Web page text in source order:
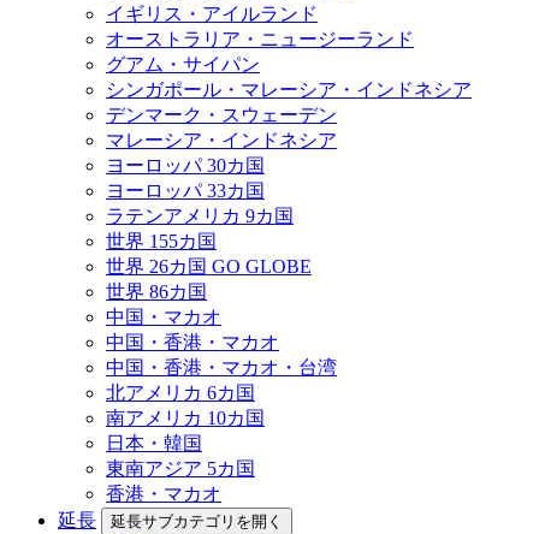
イギリス・アイルランド
オーストラリア・ニュージーランド
グアム・サイパン
シンガポール・マレーシア・インドネシア
デンマーク・スウェーデン
マレーシア・インドネシア
ヨーロッパ 30カ国
ヨーロッパ 33カ国
ラテンアメリカ 9カ国
世界 155カ国
世界 26カ国 GO GLOBE
世界 86カ国
中国・マカオ
中国・香港・マカオ
中国・香港・マカオ・台湾
北アメリカ 6カ国
南アメリカ 10カ国
日本・韓国
東南アジア 5カ国
香港・マカオ
延長
延長サブカテゴリを開く